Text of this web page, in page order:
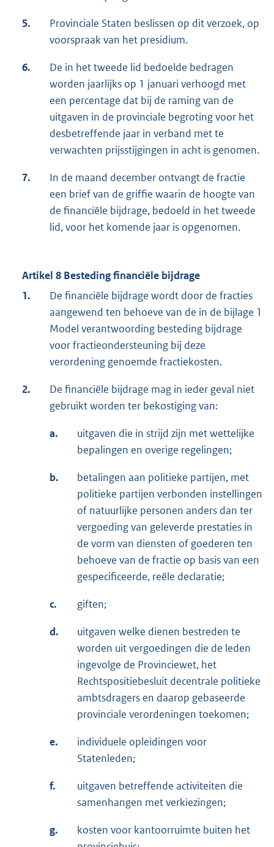
5.
Provinciale Staten beslissen op dit verzoek, op
voorspraak van het presidium.
6.
De in het tweede lid bedoelde bedragen
worden jaarlijks op 1 januari verhoogd met
een percentage dat bij de raming van de
uitgaven in de provinciale begroting voor het
desbetreffende jaar in verband met te
verwachten prijsstijgingen in acht is genomen.
7.
In de maand december ontvangt de fractie
een brief van de griffie waarin de hoogte van
de financiële bijdrage, bedoeld in het tweede
lid, voor het komende jaar is opgenomen.
Artikel 8 Besteding financiële bijdrage
1.
De financiële bijdrage wordt door de fracties
aangewend ten behoeve van de in de bijlage 1
Model verantwoording besteding bijdrage
voor fractieondersteuning bij deze
verordening genoemde fractiekosten.
2.
De financiële bijdrage mag in ieder geval niet
gebruikt worden ter bekostiging van:
a.
uitgaven die in strijd zijn met wettelijke
bepalingen en overige regelingen;
b.
betalingen aan politieke partijen, met
politieke partijen verbonden instellingen
of natuurlijke personen anders dan ter
vergoeding van geleverde prestaties in
de vorm van diensten of goederen ten
behoeve van de fractie op basis van een
gespecificeerde, reële declaratie;
c. giften;
d.
uitgaven welke dienen bestreden te
worden uit vergoedingen die de leden
ingevolge de Provinciewet, het
Rechtspositiebesluit decentrale politieke
ambtsdragers en daarop gebaseerde
provinciale verordeningen toekomen;
e.
individuele opleidingen voor
Statenleden;
f.
uitgaven betreffende activiteiten die
samenhangen met verkiezingen;
g.
kosten voor kantoorruimte buiten het